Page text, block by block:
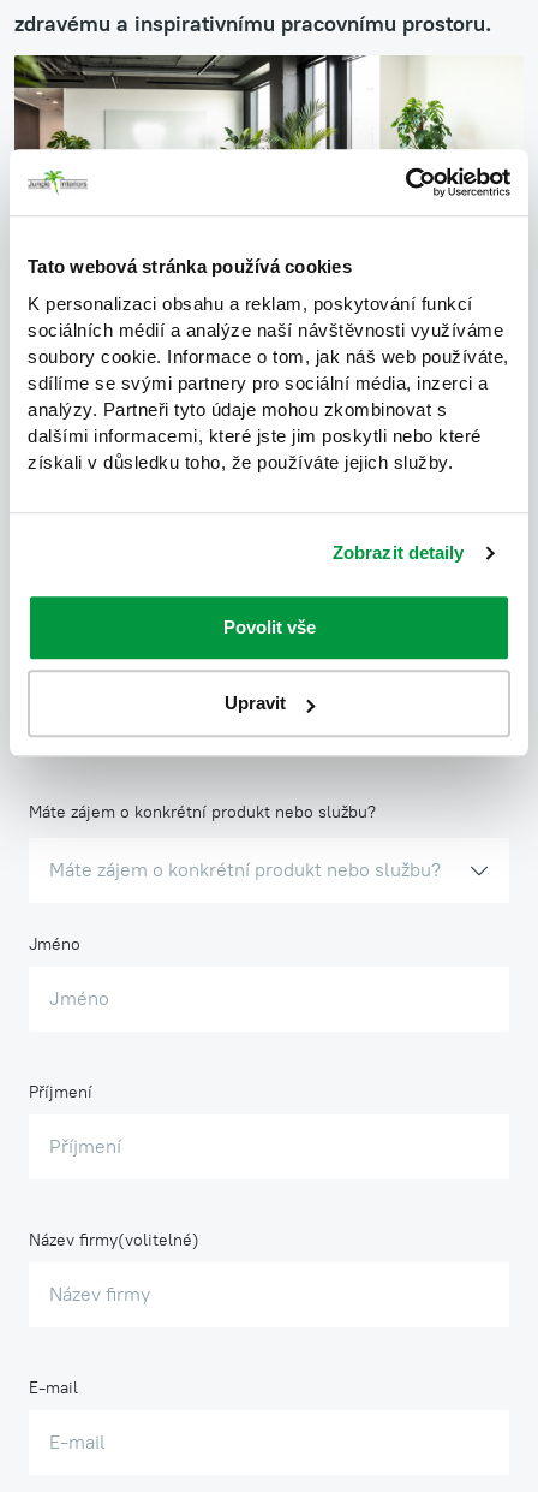
Tato webová stránka používá cookies
K personalizaci obsahu a reklam, poskytování funkcí
sociálních médií a analýze naší návštěvnosti využíváme
soubory cookie. Informace o tom, jak náš web používáte,
sdílíme se svými partnery pro sociální média, inzerci a
analýzy. Partneři tyto údaje mohou zkombinovat s
dalšími informacemi, které jste jim poskytli nebo které
získali v důsledku toho, že používáte jejich služby.
Zobrazit detaily
Povolit vše
Upravit
zdravému a inspirativnímu pracovnímu prostoru.
Pokud právě chystáte projekt, kde chcete vytvořit prostor
s charakterem a hodnotou, napište nám hned! Rádi se
potkáme aukážeme vám, co interiérová zeleň dokáže
udělat pro váš konkrétní záměr.
Třeba ho uvidí někdo, kdo právě řeší nový projekt.
Kontaktní formulář
Máte zájem o konkrétní produkt nebo službu?
Máte zájem o konkrétní produkt nebo službu?
Jméno
Příjmení
Název firmy
E-mail